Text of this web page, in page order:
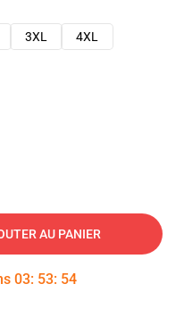
3XL
4XL
AU PANIER
03: 53: 54